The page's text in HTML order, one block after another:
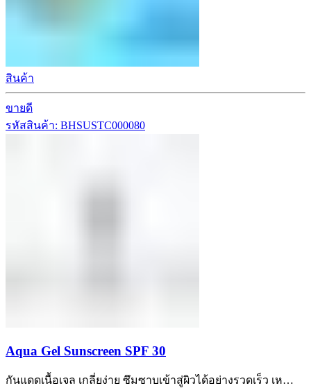
สินค้า
ขายดี
รหัสสินค้า: BHSUSTC000080
Aqua Gel Sunscreen SPF 30
กันแดดเนื้อเจล เกลี่ยง่าย ซึมซาบเข้าสู่ผิวได้อย่างรวดเร็ว เห…